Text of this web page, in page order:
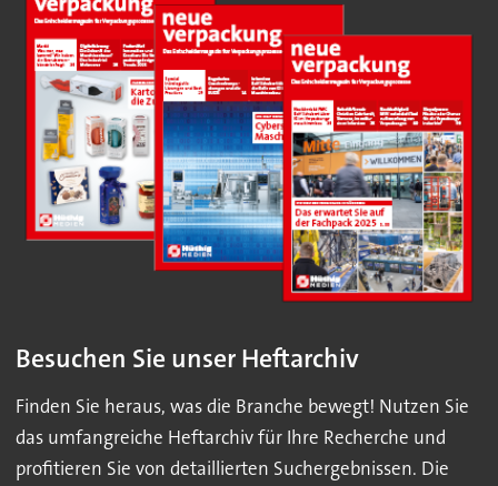
Besuchen Sie unser Heftarchiv
Finden Sie heraus, was die Branche bewegt! Nutzen Sie
das umfangreiche Heftarchiv für Ihre Recherche und
profitieren Sie von detaillierten Suchergebnissen. Die